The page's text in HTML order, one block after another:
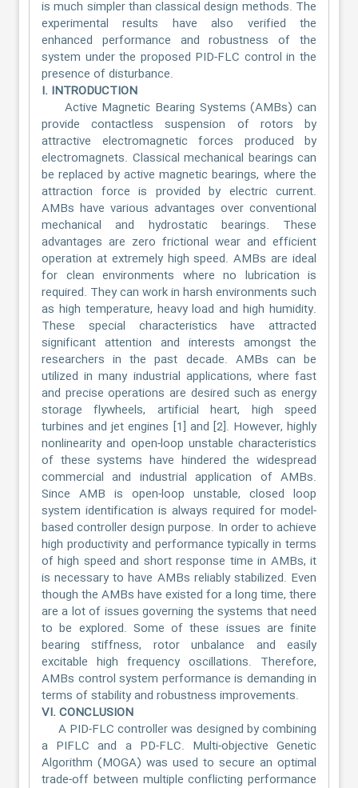
is much simpler than classical design methods. The
experimental results have also verified the
enhanced performance and robustness of the
system under the proposed PID-FLC control in the
presence of disturbance.
I. INTRODUCTION
Active Magnetic Bearing Systems (AMBs) can
provide contactless suspension of rotors by
attractive electromagnetic forces produced by
electromagnets. Classical mechanical bearings can
be replaced by active magnetic bearings, where the
attraction force is provided by electric current.
AMBs have various advantages over conventional
mechanical and hydrostatic bearings. These
advantages are zero frictional wear and efficient
operation at extremely high speed. AMBs are ideal
for clean environments where no lubrication is
required. They can work in harsh environments such
as high temperature, heavy load and high humidity.
These special characteristics have attracted
significant attention and interests amongst the
researchers in the past decade. AMBs can be
utilized in many industrial applications, where fast
and precise operations are desired such as energy
storage flywheels, artificial heart, high speed
turbines and jet engines [1] and [2]. However, highly
nonlinearity and open-loop unstable characteristics
of these systems have hindered the widespread
commercial and industrial application of AMBs.
Since AMB is open-loop unstable, closed loop
system identification is always required for model-
based controller design purpose. In order to achieve
high productivity and performance typically in terms
of high speed and short response time in AMBs, it
is necessary to have AMBs reliably stabilized. Even
though the AMBs have existed for a long time, there
are a lot of issues governing the systems that need
to be explored. Some of these issues are finite
bearing stiffness, rotor unbalance and easily
excitable high frequency oscillations. Therefore,
AMBs control system performance is demanding in
terms of stability and robustness improvements.
VI. CONCLUSION
A PID-FLC controller was designed by combining
a PIFLC and a PD-FLC. Multi-objective Genetic
Algorithm (MOGA) was used to secure an optimal
trade-off between multiple conflicting performance